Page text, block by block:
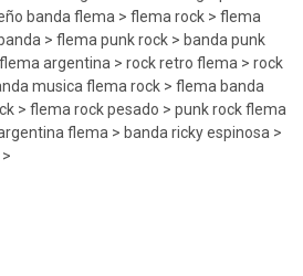
banda flema > flema rock > flema
> flema punk rock > banda punk
argentina > rock retro flema > rock
musica flema rock > flema banda
> flema rock pesado > punk rock flema
flema > banda ricky espinosa >